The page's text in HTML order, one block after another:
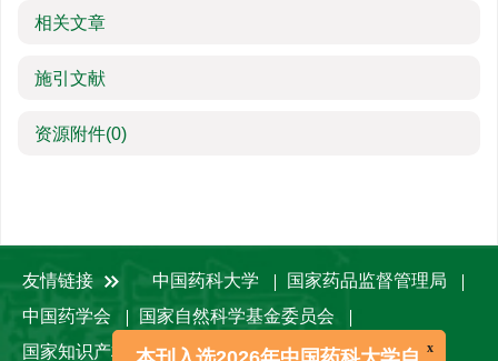
相关文章
施引文献
资源附件(0)
友情链接 中国药科大学
国家药品监督管理局
中国药学会
国家自然科学基金委员会
国家知识产权局
中国知网 术语在线 x